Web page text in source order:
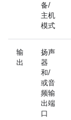
备/
主机
模式
输
出
扬声
器
和/
或音
频输
出端
口